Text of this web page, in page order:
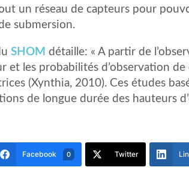
un réseau de capteurs pour
submersion.
SHOM détaille: « A partir de
et les probabilités d’observation
(Xynthia, 2010). Ces études
de longue durée des hauteurs
Facebook 0 Twitter